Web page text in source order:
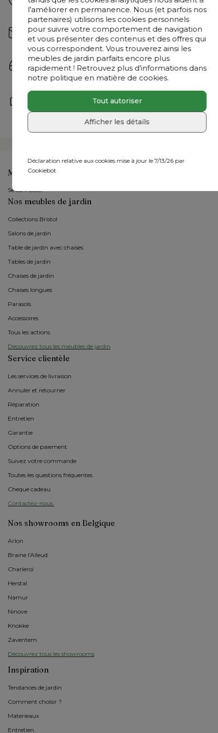
l’améliorer en permanence. Nous (et parfois nos
partenaires) utilisons les cookies personnels
pour suivre votre comportement de navigation
et vous présenter des contenus et des offres qui
vous correspondent. Vous trouverez ainsi les
meubles de jardin parfaits encore plus
rapidement ! Retrouvez plus d’informations dans
notre politique en matière de cookies.
Tout autoriser
Afficher les détails
Déclaration relative aux cookies mise à jour le 7/13/26 par
Cookiebot
Réponses rapides à vos questions.
Consultez-les ici
Écrivez-nous
Envoyez votre e-mail à bonjour@exterioo.be
Nous répondrons à votre question dès que possible.
Contactez-nous
+32 9 298 10 48 | Du lundi au vendredi : 8h30 - 18h30
Nos experts en meubles de jardin sont à votre
disposition dans l’un de nos 36 showrooms
Nos meubles de jardin
Collections Bristol
Salons de jardin
Table de jardin avec chaises
Tables de jardin
Chaises de jardin
Chaises longues
Parasols
Accessoires
Tous les actions
Découvrez tous les meubles de jardin
Service clientèle
Les services de livraison
Annuler et retourner
Réparation
Entretien
Garantie
Options de paiement
Suivez votre commande
Toutes les questions fréquentes
Cheque cadeau
Contactez-nous
Nos showrooms en Belgique
Arlon
Braine l'Alleud
Charleroi
Herstal
Namur
Ninove
Knokke
Zaventem
Découvrez tous les showrooms
Inspiration
Tendances de jardin
Comment choisir ?
Materieaux
Entretien
Mon compte
Se connecter